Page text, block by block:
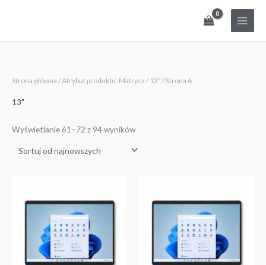
Strona główna / Atrybut produktu: Matryca / 13" / Strona 6
13"
Wyświetlanie 61–72 z 94 wyników
Posortowane
według